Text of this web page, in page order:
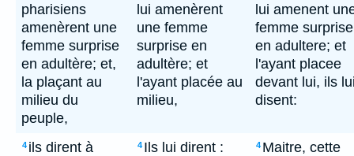
pharisiens
amenèrent une
femme surprise
en adultère; et,
la plaçant au
milieu du
peuple,
lui amenèrent
une femme
surprise en
adultère; et
l'ayant placée au
milieu,
lui amenent
femme surprise
en adultere; et
l'ayant placee
devant lui, ils
disent:
4 ils dirent à
4 Ils lui dirent :
4 Maitre, cette